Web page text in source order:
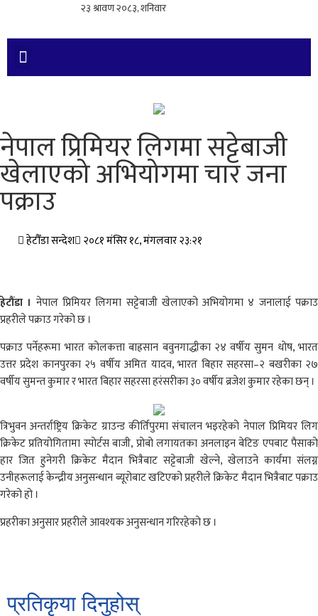
नेपाल प्रिमियर लिगमा सट्टेबाजी
खेलाएको अभियोगमा चार जना
पक्राउ
हेटौँडा सन्देश २०८१ मंसिर १८, मंगलवार २३:२१
हेटौंडा । नेपाल प्रिमियर लिगमा सट्टेबाजी खेलाएको अभियोगमा ४ जनालाई पक्राउ
प्रहरीले पक्राउ गरेको छ ।
पक्राउ पर्नेहरूमा भारत कोलकत्ता बाह्रसान बवुनगाद्धीका २४ वर्षीय सुमन धोष, भारत
उत्तर प्रदेश कानपुरका २५ वर्षीय अमित यादव, भारत बिहार सहरसा–२ बखरीका २७
वर्षीय सुमन्त कुमार र भारत बिहार सहरसा हरंसरीका ३० वर्षीय ब्रजेश कुमार रहेका छन् ।
त्रिभुवन अन्तर्राष्ट्रिय क्रिकेट ग्राउन्ड कीर्तिपुरमा संचालन भइरहेको नेपाल प्रिमियर लिग
क्रिकेट प्रतियोगितामा स्पोर्टस बाजी, प्रोबो लगायतका अनलाइन बेटिङ एपबाट पैसाको
हार जित हुनेगरी क्रिकेट मैदान भित्रैबाट सट्टेबाजी खेल्ने, खेलाउने कार्यमा संलग्न
उनीहरूलाई केन्द्रीय अनुसन्धान ब्यूरोबाट खटिएको प्रहरीले क्रिकेट मैदान भित्रैबाट पक्राउ
गरेको हो ।
प्रहरीका अनुसार प्रहरीले आवश्यक अनुसन्धान गरिरहेको छ ।
प्रतिकृया दिनुहोस्